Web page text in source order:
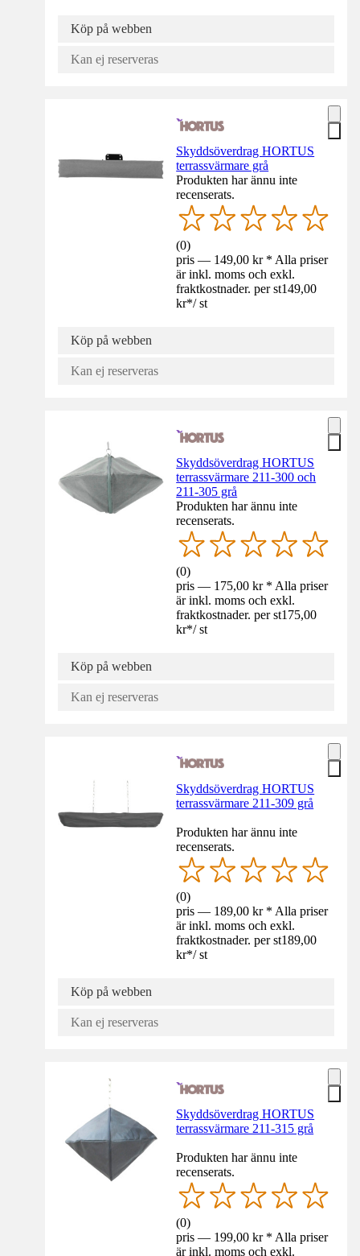
Köp på webben
Kan ej reserveras
Skyddsöverdrag HORTUS
terrassvärmare grå
Produkten har ännu inte
recenserats.
(0)
pris — 149,00 kr * Alla priser
är inkl. moms och exkl.
fraktkostnader. per st149,00
kr*/ st
Köp på webben
Kan ej reserveras
Skyddsöverdrag HORTUS
terrassvärmare 211-300 och
211-305 grå
Produkten har ännu inte
recenserats.
(0)
pris — 175,00 kr * Alla priser
är inkl. moms och exkl.
fraktkostnader. per st175,00
kr*/ st
Köp på webben
Kan ej reserveras
Skyddsöverdrag HORTUS
terrassvärmare 211-309 grå
Produkten har ännu inte
recenserats.
(0)
pris — 189,00 kr * Alla priser
är inkl. moms och exkl.
fraktkostnader. per st189,00
kr*/ st
Köp på webben
Kan ej reserveras
Skyddsöverdrag HORTUS
terrassvärmare 211-315 grå
Produkten har ännu inte
recenserats.
(0)
pris — 199,00 kr * Alla priser
är inkl. moms och exkl.